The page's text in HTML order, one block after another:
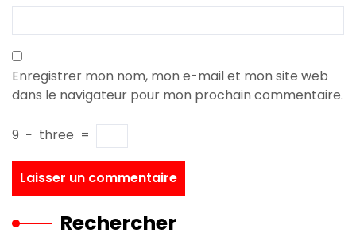
Enregistrer mon nom, mon e-mail et mon site web
dans le navigateur pour mon prochain commentaire.
9 − three =
Rechercher